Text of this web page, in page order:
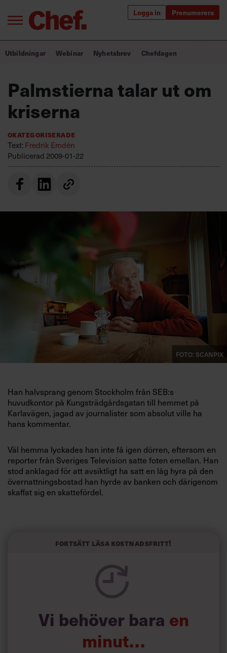
Logga in Prenumerera
Prenumerera
Annonsera
Kontakta oss
personuppgiftsbehandling
efter:
Bra ledare förändrar världen
Utbildning för ledare
Chefakademin+
Populära utbildningar
Utbildningar Webinar Nyhetsbrev Chefdagen
Palmstierna talar ut om
kriserna
Okategoriserade
Text:Fredrik Emdén
Publicerad 2009-01-22
Foto: Scanpix
Han halvsprang genom Stockholm från SEB:s
huvudkontor på Kungsträdgårdsgatan till hemmet på
Karlavägen, jagad av journalister som absolut ville ha
hans kommentar.
Väl hemma lyckades han inte få igen dörren, eftersom en
reporter från Sveriges Television satte foten emellan. Han
stod anklagad för att avsiktligt ha satt en låg hyra på den
övernattningsbostad han hyrde av banken och därigenom
skaffat sig en skattefördel.
som över tre decennier tagit honom från en tjänst på
Stockholms Enskilda Banks kreditavdelning till rollen som
hjärnorna bakom fusionen med Skandbanken.
Som en del av släkten Wallenberg – hans mamma var
skulle jobba på banken. »Jag drömde inte om att göra
något annat än det«, säger han.
Nu löpte han gatlopp. Bokstavligen.
Fortsätt läsa kostnadsfritt!
Vi behöver bara en
minut…